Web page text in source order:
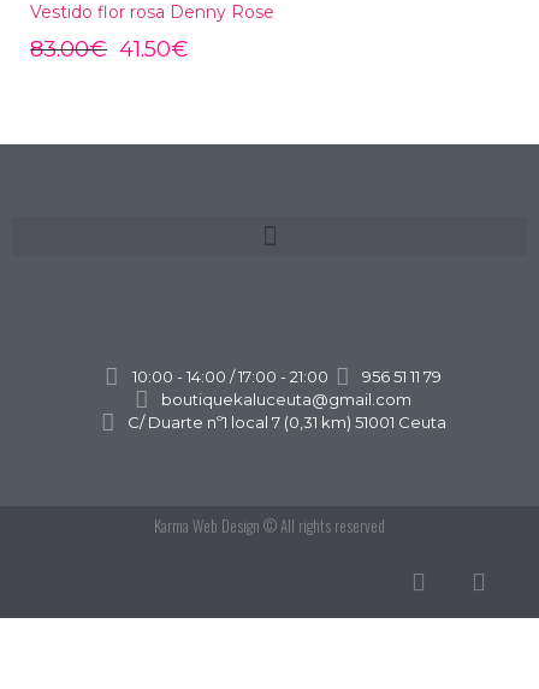
Vestido flor rosa Denny Rose
83.00€ 41.50€
10:00 - 14:00 / 17:00 - 21:00
956 51 11 79
boutiquekaluceuta@gmail.com
C/ Duarte nº1 local 7 (0,31 km) 51001 Ceuta
Karma Web Design © All rights reserved